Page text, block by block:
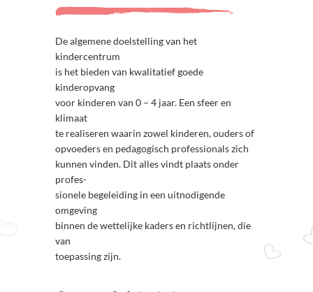
De algemene doelstelling van het
kindercentrum
is het bieden van kwalitatief goede
kinderopvang
voor kinderen van 0 – 4 jaar. Een sfeer en
klimaat
te realiseren waarin zowel kinderen, ouders of
opvoeders en pedagogisch professionals zich
kunnen vinden. Dit alles vindt plaats onder
profes-
sionele begeleiding in een uitnodigende
omgeving
binnen de wettelijke kaders en richtlijnen, die
van
toepassing zijn.